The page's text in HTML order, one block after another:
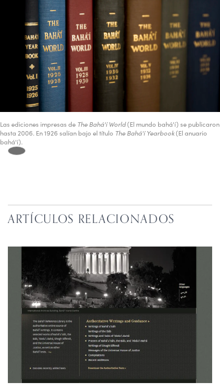
Las ediciones impresas de The Bahá'í World(El mundo bahá'í) se publicaron
hasta 2006. En 1926 salían bajo el título The Bahá'í Yearbook(El anuario
bahá'í).
ARTÍCULOS RELACIONADOS